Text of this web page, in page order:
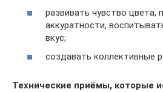
развивать чувство цвета,
аккуратности,
вкус;
создавать коллективные
Технические приёмы, которые